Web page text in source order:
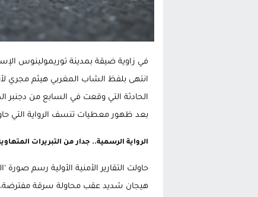
في زاوية ضيقة بمدينة توريمولينوس
انتهى بلفظ الشاب المغربي هيثم مجري
الحادثة التي وقعت في السابع من دجنبر
بعد ظهور معطيات تنسف الرواية التي
الرواية الرسمية.. جدار من التبريرات
حاولت التقارير الأمنية الأولية رسم صورة
هيجان شديد عقب محاولة سرقة مفترضة،